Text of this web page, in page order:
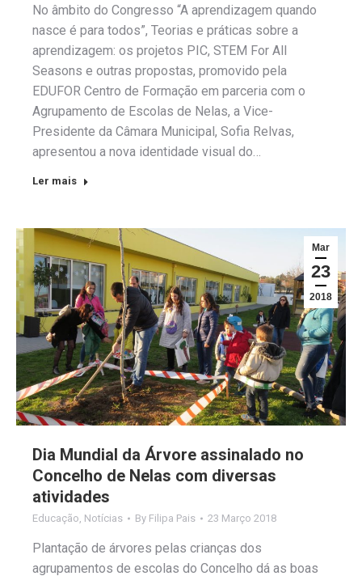
No âmbito do Congresso “A aprendizagem quando
nasce é para todos”, Teorias e práticas sobre a
aprendizagem: os projetos PIC, STEM For All
Seasons e outras propostas, promovido pela
EDUFOR Centro de Formação em parceria com o
Agrupamento de Escolas de Nelas, a Vice-
Presidente da Câmara Municipal, Sofia Relvas,
apresentou a nova identidade visual do…
Ler mais
Mar
23
2018
Dia Mundial da Árvore assinalado no
Concelho de Nelas com diversas
atividades
Educação, Notícias By Filipa Pais 23 Março 2018
Plantação de árvores pelas crianças dos
agrupamentos de escolas do Concelho dá as boas